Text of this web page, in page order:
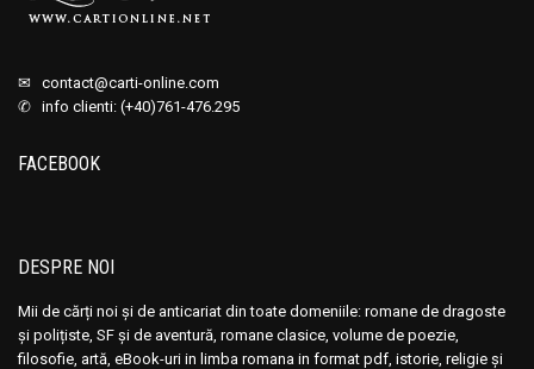
✉ contact@carti-online.com
✆ info clienti: (+40)761-476.295
FACEBOOK
DESPRE NOI
Mii de cărți noi și de anticariat din toate domeniile: romane de dragoste
și polițiste, SF și de aventură, romane clasice, volume de poezie,
filosofie, artă, eBook-uri in limba romana in format pdf, istorie, religie și